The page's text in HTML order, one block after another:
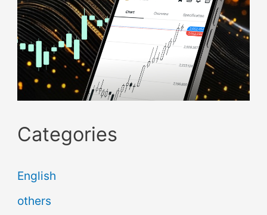
Categories
English
others